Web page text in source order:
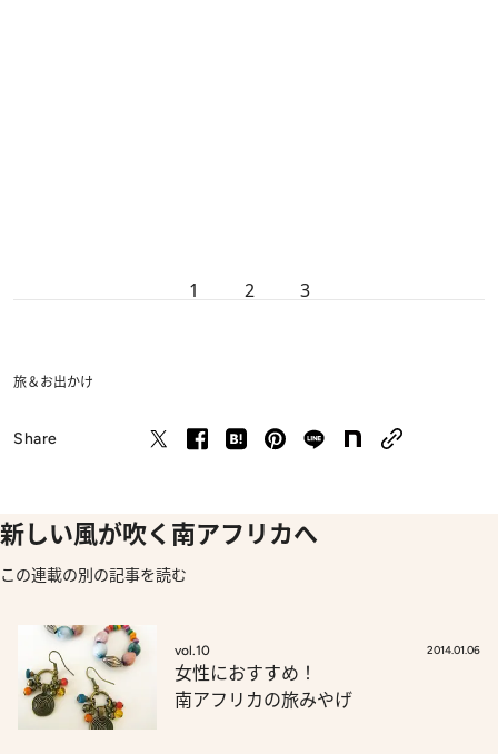
1 2 3
旅＆お出かけ
Share
新しい風が吹く南アフリカへ
この連載の別の記事を読む
vol.10 2014.01.06
女性におすすめ！
南アフリカの旅みやげ